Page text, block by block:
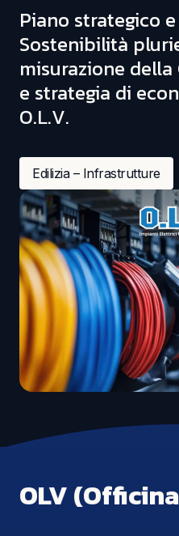
Piano strategico
Sostenibilità
misurazione
e strategia di
O.L.V.
Edilizia – Infrastrutture
OLV